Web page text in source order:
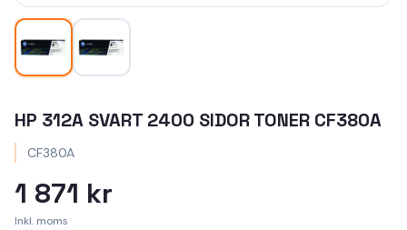
HP 312A SVART 2400 SIDOR TONER CF380A
CF380A
1 871 kr
Inkl. moms